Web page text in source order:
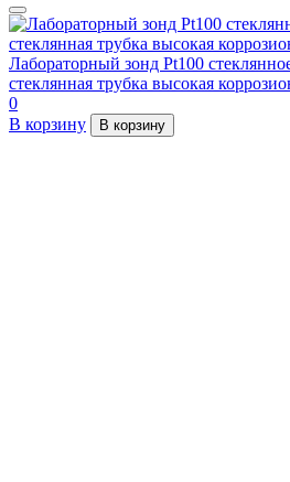
Лабораторный зонд Pt100
стеклянная трубка высокая
0
В корзину
В корзину